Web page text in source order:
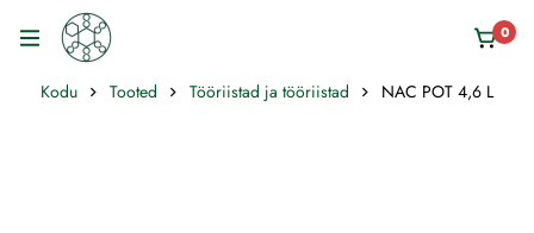
0
Kodu Tooted Tööriistad ja tööriistad NAC POT 4,6 L